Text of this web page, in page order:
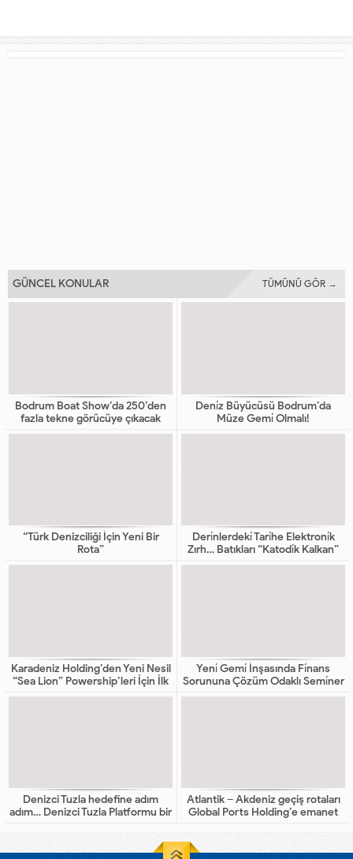
GÜNCEL KONULAR TÜMÜNÜ GÖR →
Bodrum Boat Show’da 250’den
fazla tekne görücüye çıkacak
Deni̇z Büyücüsü Bodrum’da
Müze Gemi̇ Olmalı!
“Türk Denizciliği İçin Yeni Bir
Rota”
Deri̇nlerdeki̇ Tari̇he Elektroni̇k
Zırh… Batıkları “Katodi̇k Kalkan”
Koruyacak
Karadeniz Holding’den Yeni Nesil
“Sea Lion” Powership’leri İçin İlk
Adım
Yeni̇ Gemi̇ İnşasında Fi̇nans
Sorununa Çözüm Odaklı Semi̇ner
Denizci Tuzla hedefine adım
adım… Denizci Tuzla Platformu bir
araya geldi
Atlantik – Akdeniz geçiş rotaları
Global Ports Holding’e emanet